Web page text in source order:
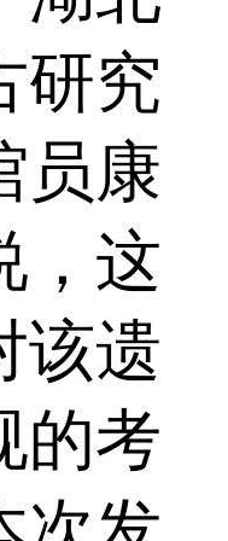
研究
员康
，这
该遗
的考